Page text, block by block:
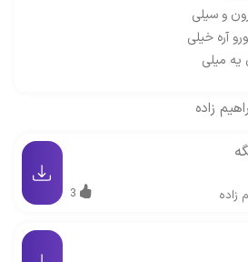
و سیلی
آره خیلی
میلی
زاده
زاده 3